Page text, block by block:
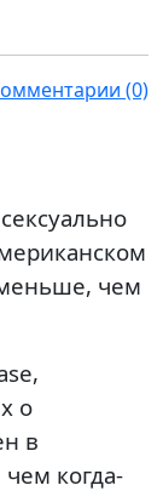
(0)
чем
о
в
когда-